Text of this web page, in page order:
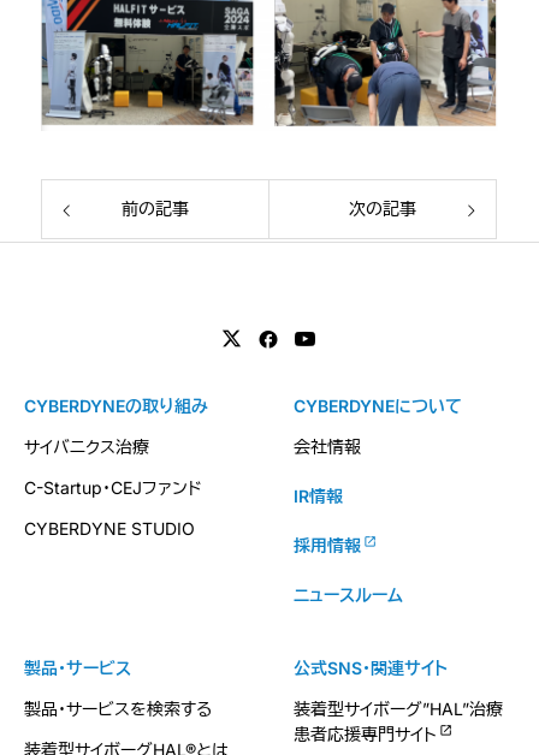
前の記事 次の記事
製品・サービス
製品・サービスを検索する
装着型サイボーグHAL®とは
CYBERDYNEの取り組み
サイバニクス治療
C-Startup・CEJファンド
CYBERDYNE STUDIO
CYBERDYNEについて
会社情報
IR情報
採用情報
ニュースルーム
公式SNS・関連サイト
装着型サイボーグ”HAL”治療
患者応援専門サイト